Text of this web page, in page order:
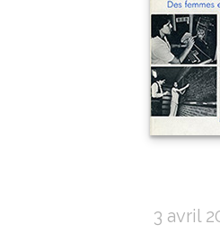
3 avril